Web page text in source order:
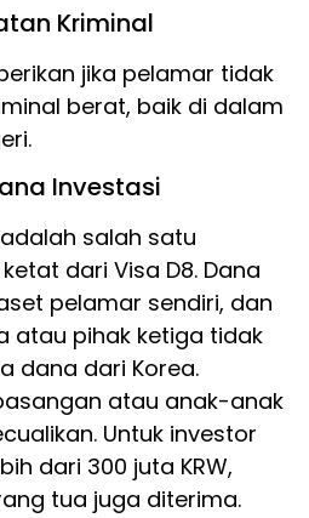
Kriminal
jika pelamar tidak
berat, baik di dalam
Investasi
salah satu
dari Visa D8. Dana
pelamar sendiri, dan
atau pihak ketiga tidak
dana dari Korea.
atau anak-anak
Untuk investor
dari 300 juta KRW,
tua juga diterima.